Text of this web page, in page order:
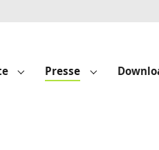
Submenu for
Presse Submenu